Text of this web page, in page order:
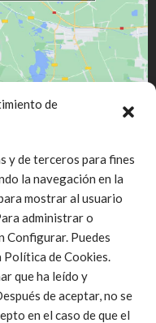
de
y de terceros para fines
la navegación en la
mostrar al usuario
administrar o
Configurar. Puedes
de Cookies.
que ha leído y
de aceptar, no se
en el caso de que el
cookies and